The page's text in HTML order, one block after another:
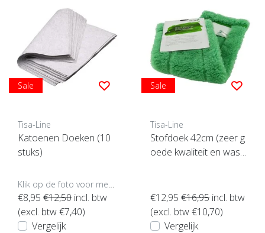
Sale
Tisa-Line
Katoenen Doeken (10
stuks)
€8,95 €12,50 incl. btw
(excl. btw €7,40)
Vergelijk
Sale
Tisa-Line
Stofdoek 42cm (zeer g
oede kwaliteit en wasb
€12,95 €16,95 incl. btw
(excl. btw €10,70)
Vergelijk